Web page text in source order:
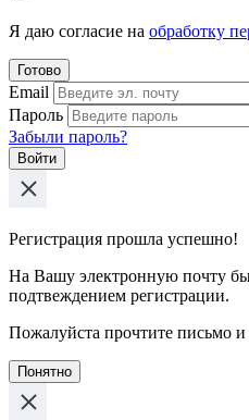
Я даю согласие на обработку
Готово
Email
Пароль
Забыли пароль?
Войти
Регистрация прошла успешно!
На Вашу электронную почту
подтвеждением регистрации.
Пожалуйста прочтите письмо
Понятно